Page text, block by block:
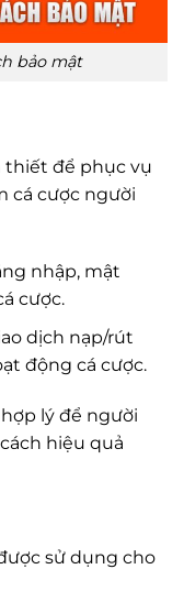
bảo mật
để phục vụ
cá cược người
nhập, mật
cược.
dịch nạp/rút
động cá cược.
lý để người
hiệu quả
sử dụng cho